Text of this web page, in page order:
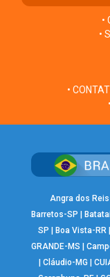
•
•
•
Angra dos
Barretos-SP
SP
Boa Vista-RR
GRANDE-MS
Cláudio-MG